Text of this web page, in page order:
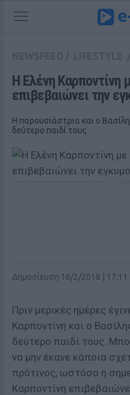
Η Ελένη
επιβεβαιώνει την
Η παρουσιάστρια και ο
δεύτερο παιδί τους
Δημοσίευση 16/2/2018 | 17:11
Πριν μερικές ημέρες
Καρποντίνη και ο
δεύτερο παιδί τους.
να μην έκανε κάποια
πρότινος, ωστόσο η
Καρποντίνη